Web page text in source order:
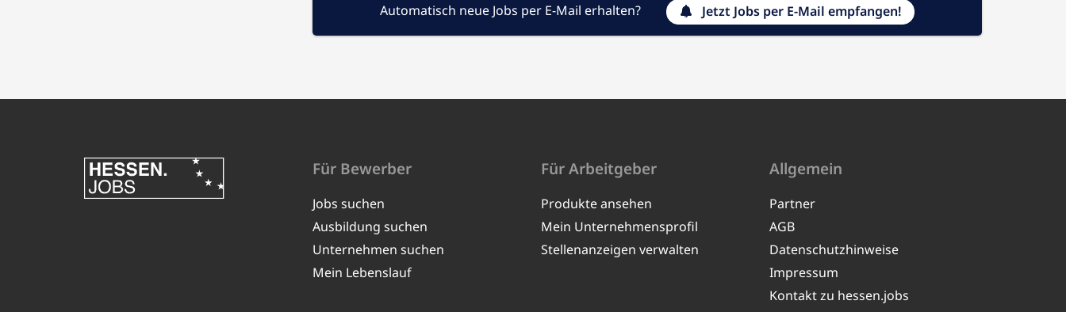
Automatisch neue Jobs per E-Mail erhalten? Jetzt Jobs per E-Mail empfangen!
Für Bewerber
Jobs suchen
Ausbildung suchen
Unternehmen suchen
Mein Lebenslauf
Für Arbeitgeber
Produkte ansehen
Mein Unternehmensprofil
Stellenanzeigen verwalten
Allgemein
Partner
AGB
Datenschutzhinweise
Impressum
Kontakt zu hessen.jobs